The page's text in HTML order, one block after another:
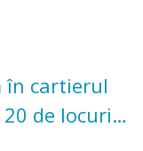
în cartierul
de locuri